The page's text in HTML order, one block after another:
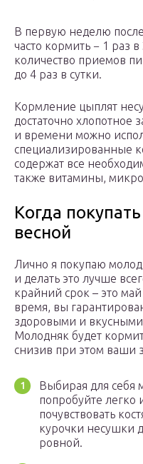
В первую неделю
часто кормить − 1 раз
количество приемов
до 4 раз в сутки.
Кормление цыплят
достаточно хлопотное
и времени можно
специализированные
содержат все
также витамины,
Когда
весной
Лично я покупаю
и делать это лучше
крайний срок – это
время, вы
здоровыми и
Молодняк будет
снизив при этом ваши
Выбирая для себя
попробуйте легко
почувствовать
курочки несушки
ровной.